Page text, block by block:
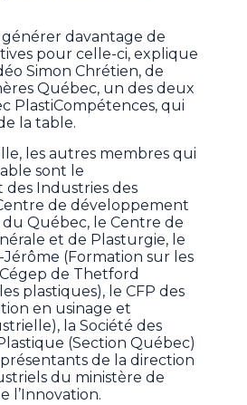
davantage de
pour celle-ci, explique
Simon Chrétien, de
Québec, un des deux
PlastiCompétences, qui
la table.
les autres membres qui
sont le
Industries des
de développement
du Québec, le Centre de
et de Plasturgie, le
Jérôme (Formation sur les
de Thetford
plastiques), le CFP des
en usinage et
la Société des
(Section Québec)
de la direction
du ministère de
l’Innovation.